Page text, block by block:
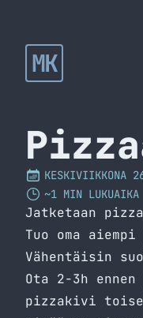
MK
KESKIVIIKKONA
~1 MIN LUKUAIKA
Jatketaan
Tuo oma
Vähentäisin
Ota 2-3h
pizzakivi